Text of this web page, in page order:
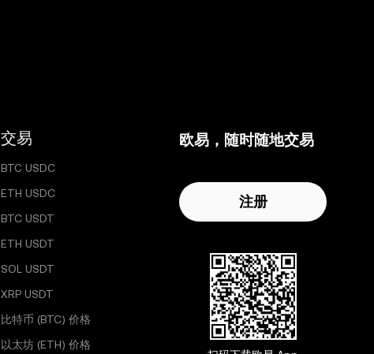
交易
BTC USDC
ETH USDC
BTC USDT
ETH USDT
SOL USDT
XRP USDT
比特币 (BTC) 价格
以太坊 (ETH) 价格
欧易，随时随地交易
注册